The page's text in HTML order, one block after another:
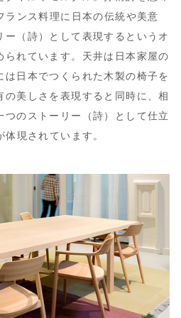
ンス料理に日本の伝統や美意
（詩）として表現するというオ
られています。天井は日本家屋の
日本でつくられた木製の椅子を
美しさを表現すると同時に、相
つのストーリー（詩）として仕立
現されています。